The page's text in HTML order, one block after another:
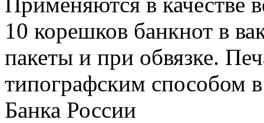
10 корешков банкнот в
пакеты и при обвязке.
типографским способом
Банка России